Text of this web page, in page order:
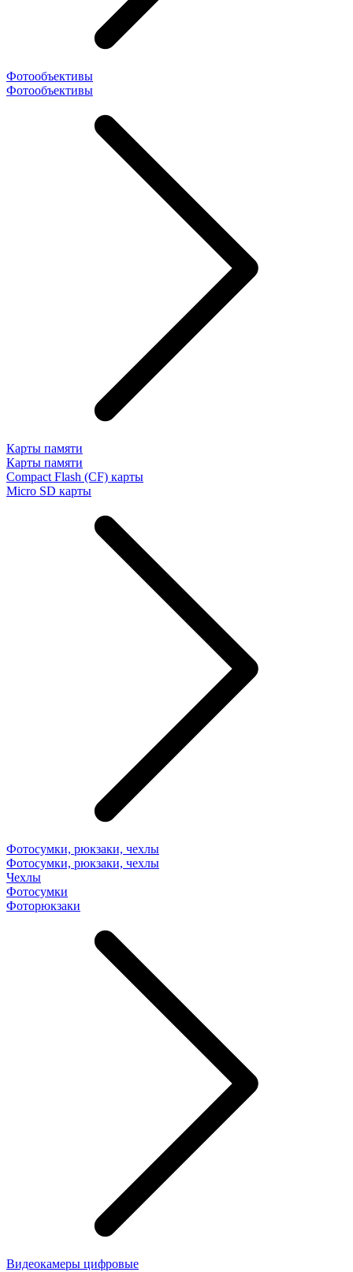
Фотообъективы
Фотообъективы
Карты памяти
Карты памяти
Compact Flash (CF) карты
Micro SD карты
Фотосумки, рюкзаки, чехлы
Фотосумки, рюкзаки, чехлы
Чехлы
Фотосумки
Фоторюкзаки
Видеокамеры цифровые